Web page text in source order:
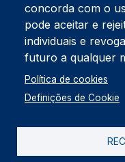
Estúdios
Rua Prior Guerra
Edifício do Centro
3830-556 Gafanha da
Rodapé
Cookies
Política de
concorda com o
pode aceitar e
individuais e
futuro a qualquer
Política de cookies
Definições de Cookie